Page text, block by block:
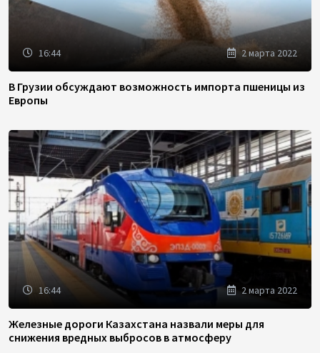
16:44 2 марта 2022
В Грузии обсуждают возможность импорта пшеницы из
Европы
16:44 2 марта 2022
Железные дороги Казахстана назвали меры для
снижения вредных выбросов в атмосферу